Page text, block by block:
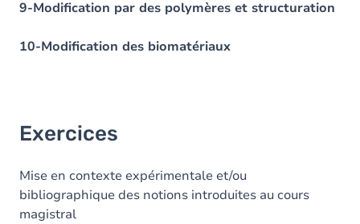
9-Modification par des polymères et structuration
10-Modification des biomatériaux
Exercices
Mise en contexte expérimentale et/ou
bibliographique des notions introduites au cours
magistral